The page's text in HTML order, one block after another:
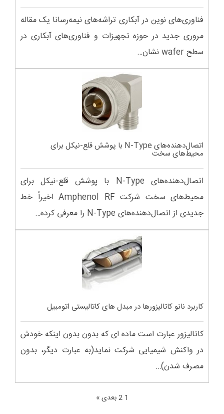
فناوری‌های نوین در آبکاری تراشه‌های نیمه‌رسانا یک مقاله
مروری جدید در حوزه تجهیزات و فناوری‌های آبکاری در
سطح wafer نشان…
اتصال‌دهنده‌های N-Type با پوشش قلع-نیکل برای
محیط‌های سخت
اتصال‌دهنده‌های N-Type با پوشش قلع-نیکل برای
محیط‌های سخت شرکت Amphenol RF اخیراً خط
جدیدی از اتصال‌دهنده‌های N-Type را معرفی کرده…
کاربرد نانو کاتالیزورها در مبدل های کاتالیستی اتومبیل
کاتالیزور عبارت است ماده ای که بدون بدون اینکه خودش
در واکنش شیمیایی شرکت نماید(به عبارت دیگر، بدون
مصرف شدن)…
1
2بعدی »